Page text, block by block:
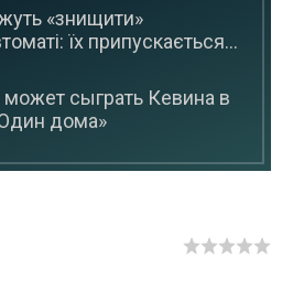
«знищити»
їх припускається...
сыграть Кевина в
дома»